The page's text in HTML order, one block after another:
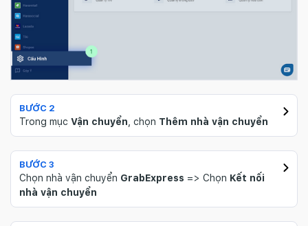
BƯỚC 2
Trong mục Vận chuyển , chọn Thêm nhà vận chuyển
BƯỚC 3
Chọn nhà vận chuyển GrabExpress => Chọn Kết nối
nhà vận chuyển